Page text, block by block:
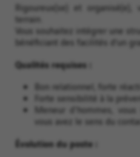
Rigoureux(se) et
terrain.
Vous souhaitez intégrer une
bénéficiant des facilités d’un
Qualités requises :
Bon relationnel, forte
Forte sensibilité à la
Meneur d'hommes,
vous avez le sens du
Évolution du poste :